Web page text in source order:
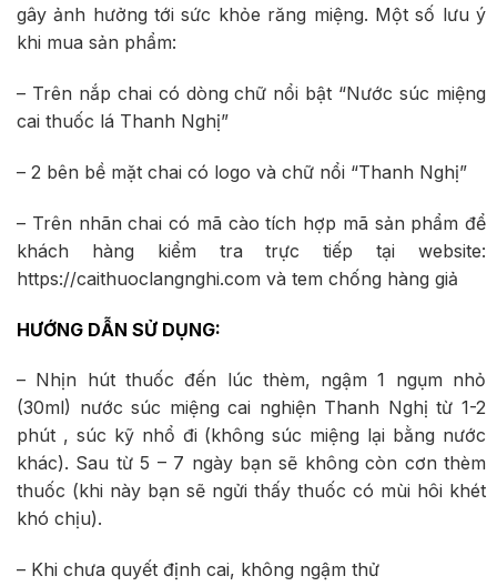
gây ảnh hưởng tới sức khỏe răng miệng. Một số lưu ý
khi mua sản phẩm:
– Trên nắp chai có dòng chữ nổi bật “Nước súc miệng
cai thuốc lá Thanh Nghị”
– 2 bên bề mặt chai có logo và chữ nổi “Thanh Nghị”
– Trên nhãn chai có mã cào tích hợp mã sản phẩm để
khách hàng kiểm tra trực tiếp tại website:
https://caithuoclangnghi.com và tem chống hàng giả
HƯỚNG DẪN SỬ DỤNG:
– Nhịn hút thuốc đến lúc thèm, ngậm 1 ngụm nhỏ
(30ml) nước súc miệng cai nghiện Thanh Nghị từ 1-2
phút , súc kỹ nhổ đi (không súc miệng lại bằng nước
khác). Sau từ 5 – 7 ngày bạn sẽ không còn cơn thèm
thuốc (khi này bạn sẽ ngửi thấy thuốc có mùi hôi khét
khó chịu).
– Khi chưa quyết định cai, không ngậm thử